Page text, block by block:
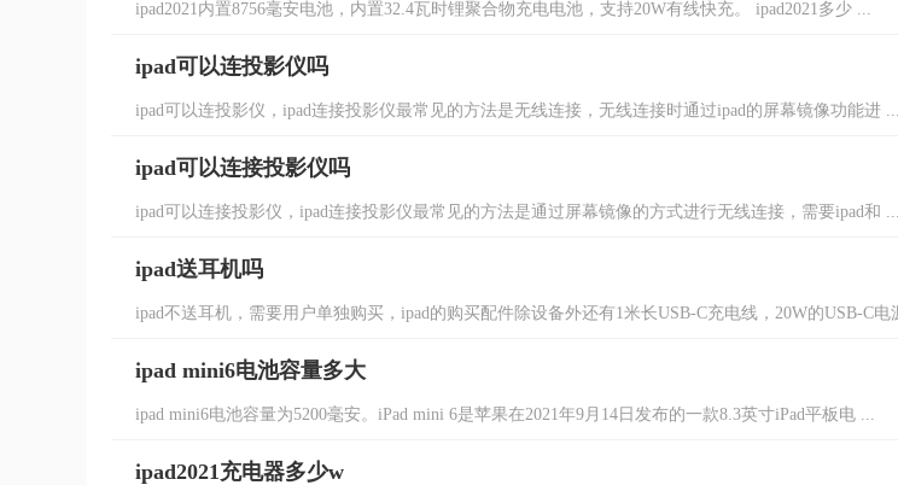
ipad2021内置8756毫安电池，内置32.4瓦时锂聚合物充电电池，支持20W有线快充。 ipad2021多少 ...
ipad可以连投影仪吗
ipad可以连投影仪，ipad连接投影仪最常见的方法是无线连接，无线连接时通过ipad的屏幕镜像功能进 ...
ipad可以连接投影仪吗
ipad可以连接投影仪，ipad连接投影仪最常见的方法是通过屏幕镜像的方式进行无线连接，需要ipad和 ...
ipad送耳机吗
ipad不送耳机，需要用户单独购买，ipad的购买配件除设备外还有1米长USB-C充电线，20W的USB-C电
ipad mini6电池容量多大
ipad mini6电池容量为5200毫安。iPad mini 6是苹果在2021年9月14日发布的一款8.3英寸iPad平板电 ...
ipad2021充电器多少w